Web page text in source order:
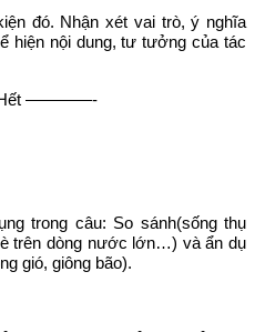
đó. Nhận xét vai trò, ý nghĩa
hiện nội dung, tư tưởng của tác
————-
trong câu: So sánh(sống thụ
trên dòng nước lớn…) và ẩn dụ
gió, giông bão).